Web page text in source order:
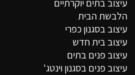
עיצוב בתים יוקרתיים
הלבשת הבית
עיצוב בסגנון כפרי
עיצוב בית חדש
עיצוב פנים בתים
עיצוב פנים בסגנון וינטג'